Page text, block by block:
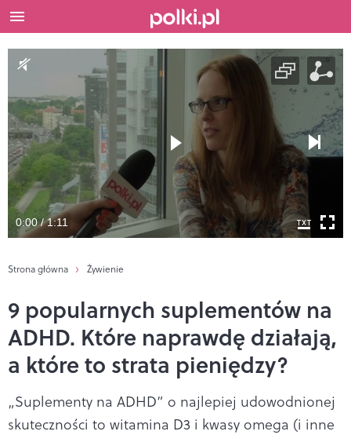
0:00 / 1:11
Strona główna Żywienie
9 popularnych suplementów na
ADHD. Które naprawdę działają,
a które to strata pieniędzy?
„Suplementy na ADHD” o najlepiej udowodnionej
skuteczności to witamina D3 i kwasy omega (i inne